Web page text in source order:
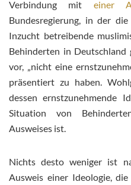
Verbindung mit einer
Bundesregierung, in der
Inzucht betreibende
Behinderten in
vor, „nicht eine
präsentiert zu haben.
dessen ernstzunehmende
Situation von
Ausweises ist.
Nichts desto weniger ist
Ausweis einer Ideologie,